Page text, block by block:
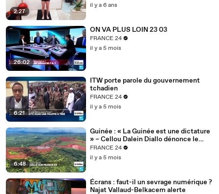
2:27
il y a 6 ans
26:02
ON VA PLUS LOIN 23 03
FRANCE 24
il y a 5 mois
6:21
ITW porte parole du gouvernement
tchadien
FRANCE 24
il y a 5 mois
6:48
Guinée : « La Guinée est une dictature
» – Cellou Dalein Diallo dénonce le
régime Doumbouya
FRANCE 24
il y a 5 mois
Écrans : faut-il un sevrage numérique ?
Najat Vallaud-Belkacem alerte